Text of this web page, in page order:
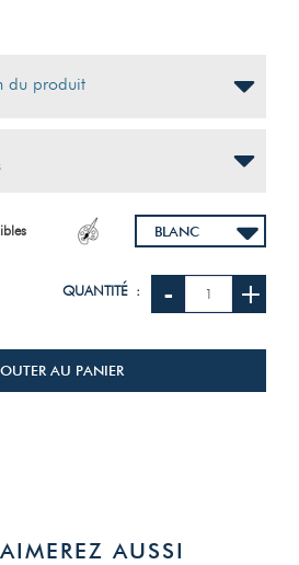
du produit
QUANTITÉ : - +
AU PANIER
AUSSI